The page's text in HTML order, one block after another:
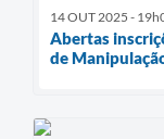
14 OUT 2025 -
Abertas
de